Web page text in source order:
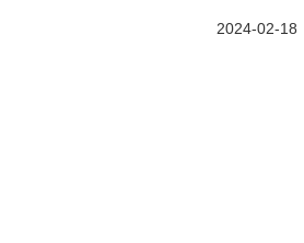
2024-02-18